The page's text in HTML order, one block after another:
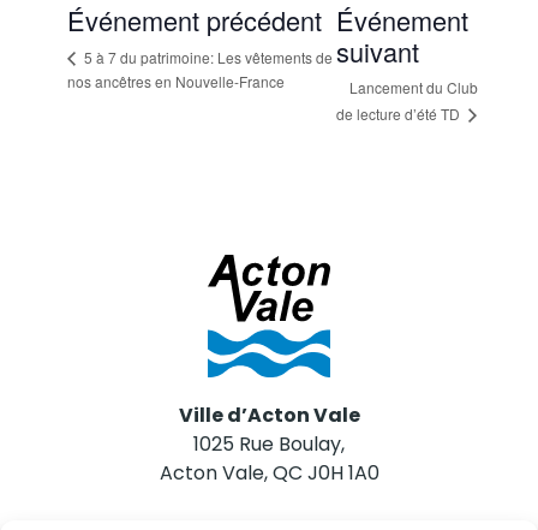
Événement précédent
5 à 7 du patrimoine: Les vêtements de
nos ancêtres en Nouvelle-France
Événement
suivant
Lancement du Club
de lecture d’été TD
Ville d’Acton Vale
1025 Rue Boulay,
Acton Vale, QC J0H 1A0